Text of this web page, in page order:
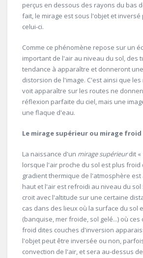
perçus en dessous des rayons du bas
fait, le mirage est sous l'objet et inversé
celui-ci.
Comme ce phénomène repose sur un
important de l'air au niveau du sol, des
tendance à apparaître et donneront
distorsion de l'image. C'est ainsi que
voit apparaître sur les routes ne
réflexion parfaite du ciel, mais une
une flaque d'eau.
Le mirage supérieur ou mirage froid
La naissance d'un mirage supérieurdit «
lorsque l'air proche du sol est plus froid
gradient thermique de l'atmosphère est
haut et l'air est refroidi au niveau du sol
croit avec l'altitude sur une certaine
cas dans des lieux où la surface du sol
(banquise, mer froide, sol gelé...) où
froid dites couches d'inversion
l'objet peut être inversée ou non,
convection de l'air, et sera au-dessus